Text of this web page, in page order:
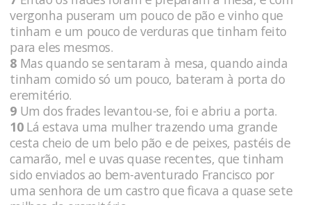
vergonha puseram um pouco de pão e vinho que
tinham e um pouco de verduras que tinham feito
para eles mesmos.
8 Mas quando se sentaram à mesa, quando ainda
tinham comido só um pouco, bateram à porta do
eremitério.
9 Um dos frades levantou-se, foi e abriu a porta.
10Lá estava uma mulher trazendo uma grande
cesta cheio de um belo pão e de peixes, pastéis de
camarão, mel e uvas quase recentes, que tinham
sido enviados ao bem-aventurado Francisco por
uma senhora de um castro que ficava a quase sete